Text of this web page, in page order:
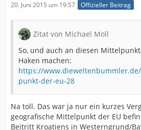
20. Juni 2015 um 19:57 Offizieller Beitrag
Zitat von Michael Moll
So, und auch an diesen
Haken machen:
https://
punkt-der-eu-28
Na toll. Das war ja nur ein kurzes
geografische Mittelpunkt der EU
Beitritt Kroatiens in Westerngrund/